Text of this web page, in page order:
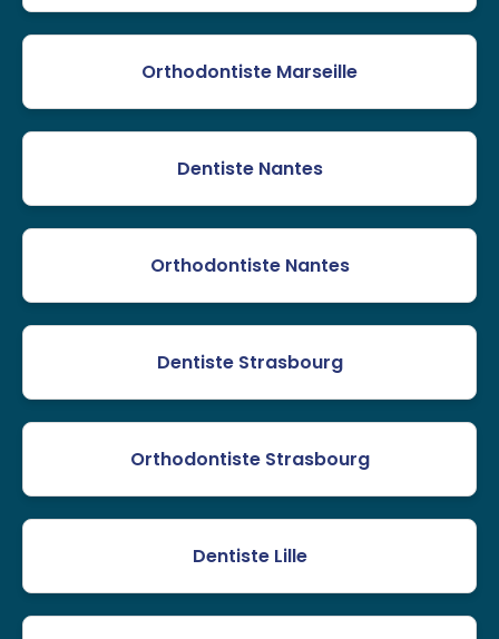
Orthodontiste Marseille
Dentiste Nantes
Orthodontiste Nantes
Dentiste Strasbourg
Orthodontiste Strasbourg
Dentiste Lille